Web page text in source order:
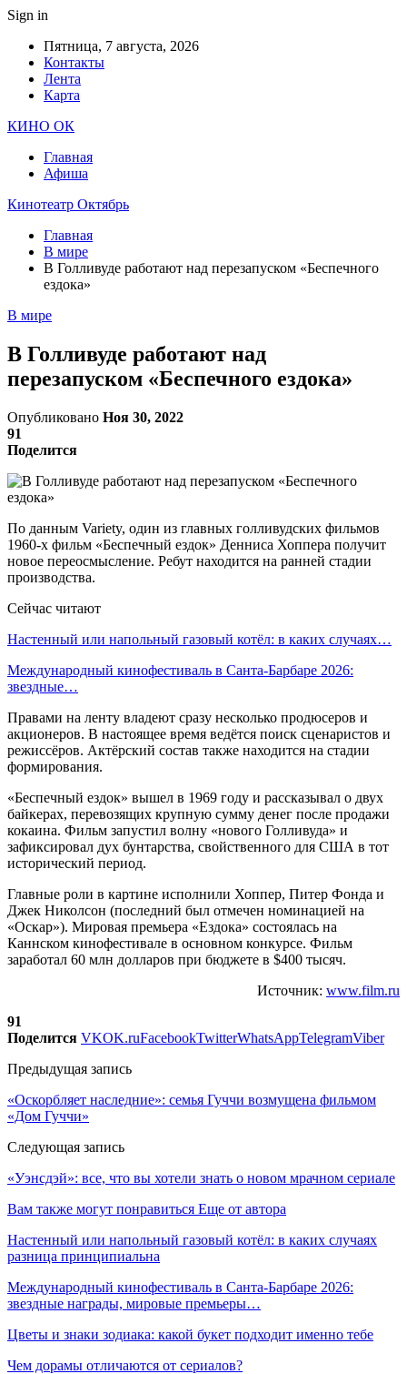
Sign in
Пятница, 7 августа, 2026
Контакты
Лента
Карта
КИНО ОК
Главная
Афиша
Кинотеатр Октябрь
Главная
В мире
В Голливуде работают над перезапуском «Беспечного
ездока»
В мире
В Голливуде работают над
перезапуском «Беспечного ездока»
Опубликовано Ноя 30, 2022
91
Поделится
По данным Variety, один из главных голливудских фильмов
1960-х фильм «Беспечный ездок» Денниса Хоппера получит
новое переосмысление. Ребут находится на ранней стадии
производства.
Сейчас читают
Настенный или напольный газовый котёл: в каких случаях…
Международный кинофестиваль в Санта-Барбаре 2026:
звездные…
Правами на ленту владеют сразу несколько продюсеров и
акционеров. В настоящее время ведётся поиск сценаристов и
режиссёров. Актёрский состав также находится на стадии
формирования.
«Беспечный ездок» вышел в 1969 году и рассказывал о двух
байкерах, перевозящих крупную сумму денег после продажи
кокаина. Фильм запустил волну «нового Голливуда» и
зафиксировал дух бунтарства, свойственного для CША в тот
исторический период.
Главные роли в картине исполнили Хоппер, Питер Фонда и
Джек Николсон (последний был отмечен номинацией на
«Оскар»). Мировая премьера «Ездока» состоялась на
Каннском кинофестивале в основном конкурсе. Фильм
заработал 60 млн долларов при бюджете в $400 тысяч.
Источник: www.film.ru
91
Поделится VKOK.ruFacebookTwitterWhatsAppTelegramViber
Предыдущая запись
«Оскорбляет наследние»: семья Гуччи возмущена фильмом
«Дом Гуччи»
Следующая запись
«Уэнсдэй»: все, что вы хотели знать о новом мрачном сериале
Вам также могут понравиться Еще от автора
Настенный или напольный газовый котёл: в каких случаях
разница принципиальна
Международный кинофестиваль в Санта-Барбаре 2026:
звездные награды, мировые премьеры…
Цветы и знаки зодиака: какой букет подходит именно тебе
Чем дорамы отличаются от сериалов?